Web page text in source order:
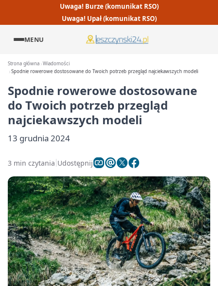
Uwaga! Burze (komunikat RSO)
Uwaga! Upał (komunikat RSO)
MENU
Strona główna Wiadomości
Spodnie rowerowe dostosowane do Twoich potrzeb przegląd najciekawszych modeli
Spodnie rowerowe dostosowane
do Twoich potrzeb przegląd
najciekawszych modeli
13 grudnia 2024
3 min czytania Udostępnij